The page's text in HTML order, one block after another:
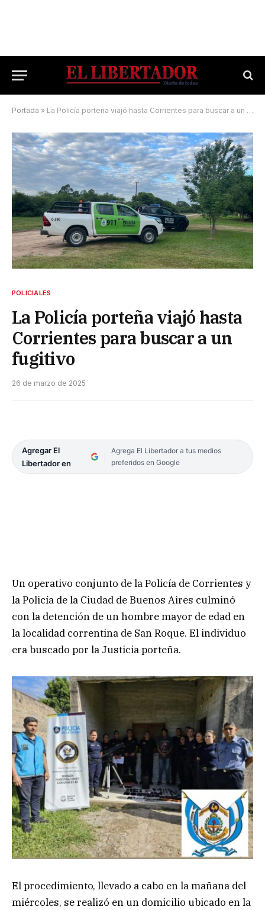
Portada » La Policía porteña viajó hasta Corrientes para buscar a un fugitivo
POLICIALES
La Policía porteña viajó hasta
Corrientes para buscar a un
fugitivo
26 de marzo de 2025
Agregar El
Libertador en
Agrega El Libertador a tus medios
preferidos en Google
Un operativo conjunto de la Policía de Corrientes y
la Policía de la Ciudad de Buenos Aires culminó
con la detención de un hombre mayor de edad en
la localidad correntina de San Roque. El individuo
era buscado por la Justicia porteña.
El procedimiento, llevado a cabo en la mañana del
miércoles, se realizó en un domicilio ubicado en la